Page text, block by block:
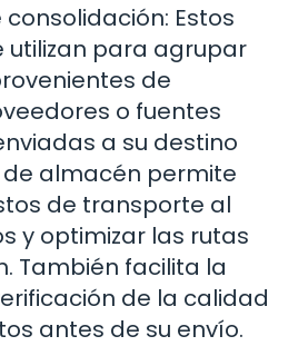
Estos
utilizan para agrupar
de
o fuentes
a su destino
de almacén permite
de transporte al
y optimizar las rutas
También facilita la
de la calidad
antes de su envío.